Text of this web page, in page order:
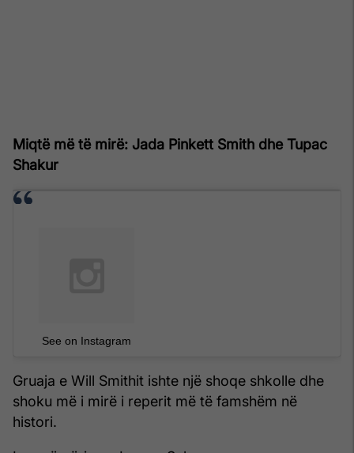
Miqtë më të mirë: Jada Pinkett Smith dhe Tupac
Shakur
See on Instagram
Gruaja e Will Smithit ishte një shoqe shkolle dhe
shoku më i mirë i reperit më të famshëm në
histori.